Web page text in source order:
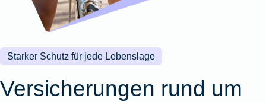
Zur
Produktübersicht
Vereine
Produktübersicht
Oldtimersammlungsversicherung
Zur
Starker Schutz für jede Lebenslage
Versicherungen rund um